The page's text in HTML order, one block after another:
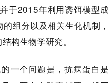
于2015年利用诱饵模型
组分以及相关生化机制
构生物学研究。
一个问题是，抗病蛋白